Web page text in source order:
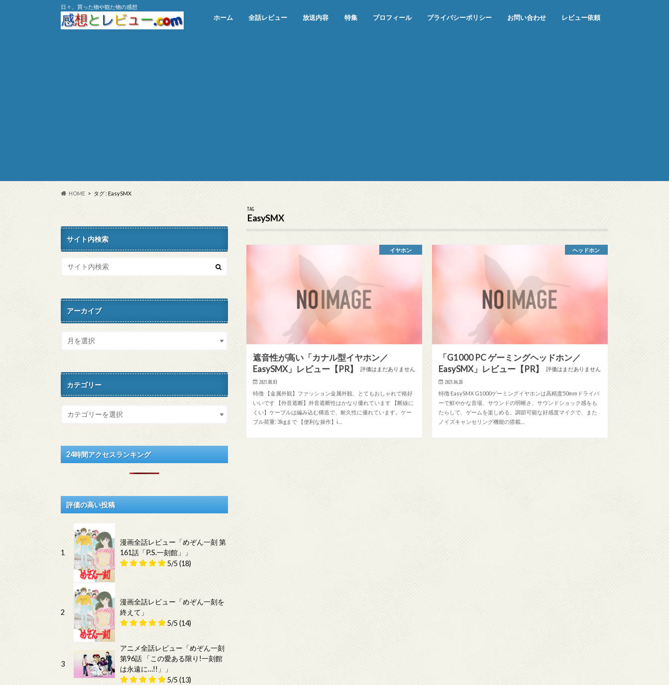
日々、買った物や観た物の感想
ホーム 全話レビュー 放送内容 特集 プロフィール プライバシーポリシー お問い合わせ レビュー依頼
HOME タグ : EasySMX
TAG
EasySMX
イヤホン
遮音性が高い「カナル型イヤホン／
EasySMX」レビュー【PR】
評価はまだありません
2021.08.03
特徴 【金属外観】ファッション金属外観、とてもおしゃれで格好
いいです 【外音遮断】外音遮断性はかなり優れています 【断線に
くい】ケーブルは編み込む構造で、耐久性に優れています。ケー
ブル荷重: 3kgまで 【便利な操作】i…
ヘッドホン
「G1000 PC ゲーミングヘッドホン／
EasySMX」レビュー【PR】
評価はまだありません
2021.06.28
特徴 EasySMX G1000ゲーミングイヤホンは高精度50mmドライバ
ーで鮮やかな音場、サウンドの明晰さ、サウンドショック感をも
たらして、ゲームを楽しめる。調節可能な好感度マイクで、また
ノイズキャンセリング機能の搭載…
サイト内検索
アーカイブ
カテゴリー
24時間アクセスランキング
評価の高い投稿
1
漫画全話レビュー「めぞん一刻 第
161話「P.S.一刻館」」
5/5 (18)
2
漫画全話レビュー「めぞん一刻を
終えて」
5/5 (14)
3
アニメ全話レビュー「めぞん一刻
第96話 「この愛ある限り!一刻館
は永遠に…!!」」
5/5 (13)